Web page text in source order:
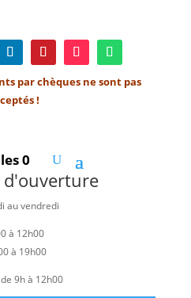
par chèques ne sont pas
!
0
d'ouverture
au vendredi
à 12h00
à 19h00
9h à 12h00